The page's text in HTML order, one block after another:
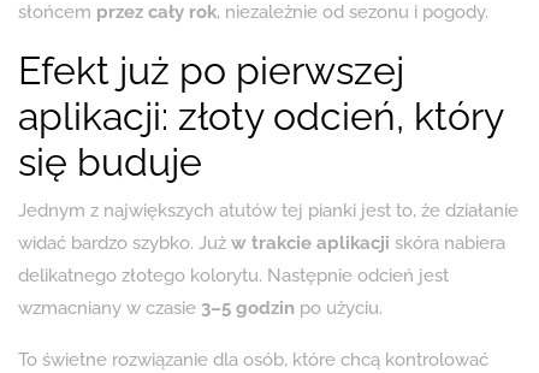
słońcem przez cały rok, niezależnie od sezonu i pogody.
Efekt już po pierwszej
aplikacji: złoty odcień, który
się buduje
Jednym z największych atutów tej pianki jest to, że działanie
widać bardzo szybko. Już w trakcie aplikacji skóra nabiera
delikatnego złotego kolorytu. Następnie odcień jest
wzmacniany w czasie 3–5 godzin po użyciu.
To świetne rozwiązanie dla osób, które chcą kontrolować